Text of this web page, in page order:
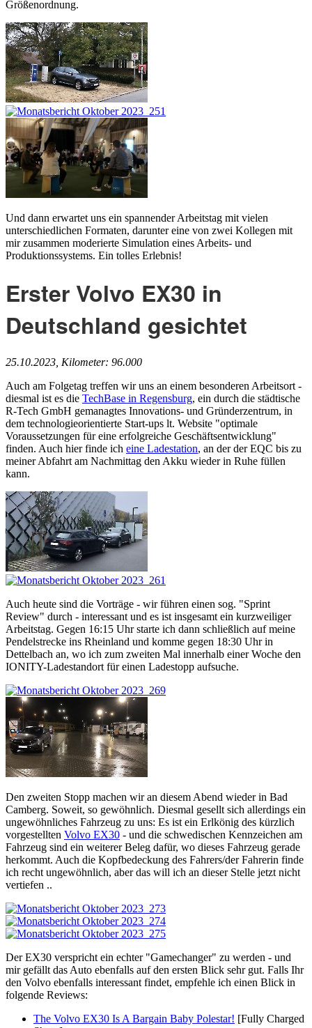
Größenordnung.
Und dann erwartet uns ein spannender Arbeitstag mit vielen
unterschiedlichen Formaten, darunter eine von zwei Kollegen mit
mir zusammen moderierte Simulation eines Arbeits- und
Produktionssystems. Ein tolles Erlebnis!
Erster Volvo EX30 in
Deutschland gesichtet
25.10.2023, Kilometer: 96.000
Auch am Folgetag treffen wir uns an einem besonderen Arbeitsort -
diesmal ist es die TechBase in Regensburg, ein durch die städtische
R-Tech GmbH gemanagtes Innovations- und Gründerzentrum, in
dem technologieorientierte Start-ups lt. Website "optimale
Voraussetzungen für eine erfolgreiche Geschäftsentwicklung"
finden. Auch hier finde ich eine Ladestation, an der der EQC bis zu
meiner Abfahrt am Nachmittag den Akku wieder in Ruhe füllen
kann.
Auch heute sind die Vorträge - wir führen einen sog. "Sprint
Review" durch - interessant und es ist insgesamt ein kurzweiliger
Arbeitstag. Gegen 16:15 Uhr starte ich dann schließlich auf meine
Pendelstrecke ins Rheinland und komme gegen 18:30 Uhr in
Dettelbach an, wo ich zum zweiten Mal innerhalb einer Woche den
IONITY-Ladestandort für einen Ladestopp aufsuche.
Den zweiten Stopp machen wir an diesem Abend wieder in Bad
Camberg. Soweit, so gewöhnlich. Diesmal gesellt sich allerdings ein
ungewöhnliches Fahrzeug zu uns: Es ist ein Erlkönig des kürzlich
vorgestellten Volvo EX30 - und die schwedischen Kennzeichen am
Fahrzeug sind ein weiterer Beleg dafür, wo dieses Fahrzeug gerade
herkommt. Auch die Kopfbedeckung des Fahrers/der Fahrerin finde
ich recht ungewöhnlich, aber das will ich an dieser Stelle jetzt nicht
vertiefen ..
Der EX30 verspricht ein echter "Gamechanger" zu werden - und
mir gefällt das Auto ebenfalls auf den ersten Blick sehr gut. Falls Ihr
den Volvo ebenfalls interessant findet, empfehle ich einen Blick in
folgende Reviews:
The Volvo EX30 Is A Bargain Baby Polestar! [Fully Charged